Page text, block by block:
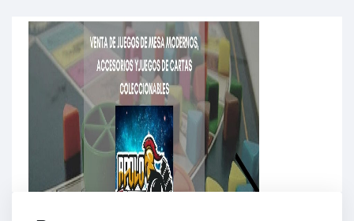
Get unlimited access to 2,000 of Educati’s top
courses for your team.
Join Now